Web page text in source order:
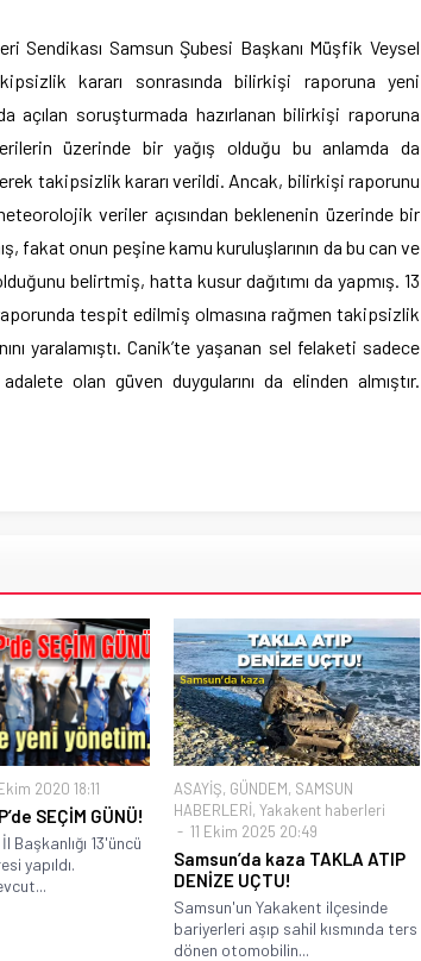
Sendikası Samsun Şubesi Başkanı Müşfik Veysel
kararı sonrasında bilirkişi raporuna yeni
açılan soruşturmada hazırlanan bilirkişi raporuna
üzerinde bir yağış olduğu bu anlamda da
takipsizlik kararı verildi. Ancak, bilirkişi raporunu
veriler açısından beklenenin üzerinde bir
fakat onun peşine kamu kuruluşlarının da bu can ve
belirtmiş, hatta kusur dağıtımı da yapmış. 13
tespit edilmiş olmasına rağmen takipsizlik
yaralamıştı. Canik’te yaşanan sel felaketi sadece
olan güven duygularını da elinden almıştır.
2020 18:11
SEÇİM GÜNÜ!
Başkanlığı 13'üncü
yapıldı.
ASAYİŞ, GÜNDEM, SAMSUN
HABERLERİ,Yakakent haberleri
11 Ekim 2025 20:49
Samsun’da kaza TAKLA ATIP
DENİZE UÇTU!
Samsun'un Yakakent ilçesinde
bariyerleri aşıp sahil kısmında ters
dönen otomobilin...